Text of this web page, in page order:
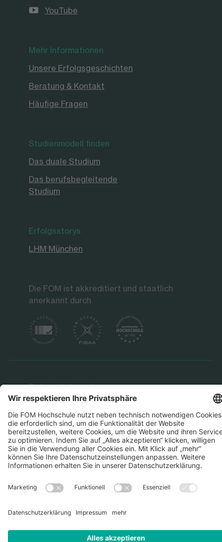
YouTube
Mehr Informationen
Unsere Erfolgsgeschichten
Beratung & Kontakt
Häufige Fragen
Studienmodell finden
Das duale Studium
Das berufsbegleitende
Studium
Erfolgsstorys
LHM München
Die FOM ist akkreditiert und staatlich
anerkannt durch
Datenschutz Impressum